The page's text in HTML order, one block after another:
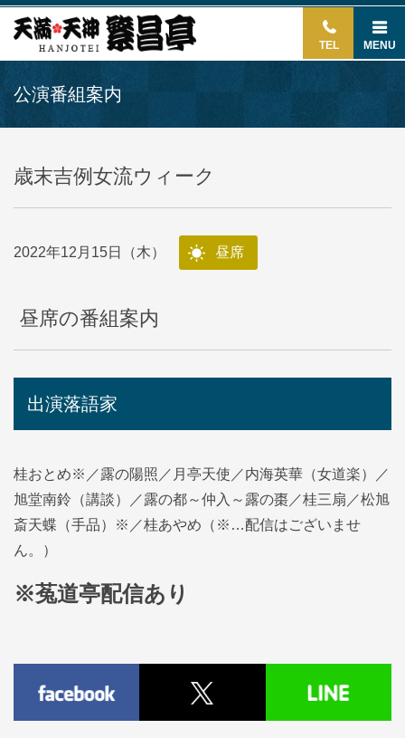
TEL MENU
公演番組案内
歳末吉例女流ウィーク
2022年12月15日（木） 昼席
昼席の番組案内
出演落語家
桂おとめ※／露の陽照／月亭天使／内海英華（女道楽）／
旭堂南鈴（講談）／露の都～仲入～露の棗／桂三扇／松旭
斎天蝶（手品）※／桂あやめ（※…配信はございませ
ん。）
※菟道亭配信あり